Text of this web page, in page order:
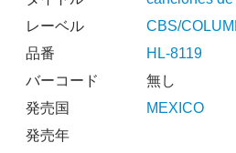
レーベル
CBS/
品番
HL-8119
バーコード
無し
発売国
MEXICO
発売年